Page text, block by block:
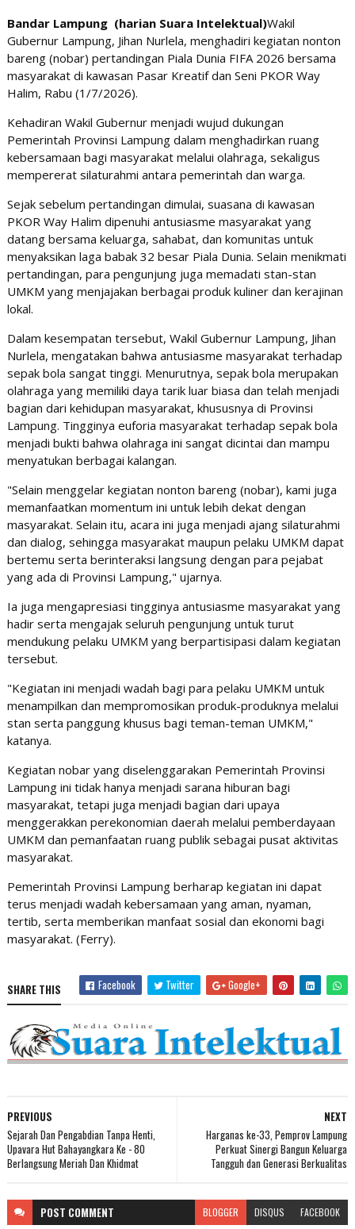
Bandar Lampung (harian Suara Intelektual)Wakil
Gubernur Lampung, Jihan Nurlela, menghadiri kegiatan nonton
bareng (nobar) pertandingan Piala Dunia FIFA 2026 bersama
masyarakat di kawasan Pasar Kreatif dan Seni PKOR Way
Halim, Rabu (1/7/2026).
Kehadiran Wakil Gubernur menjadi wujud dukungan
Pemerintah Provinsi Lampung dalam menghadirkan ruang
kebersamaan bagi masyarakat melalui olahraga, sekaligus
mempererat silaturahmi antara pemerintah dan warga.
Sejak sebelum pertandingan dimulai, suasana di kawasan
PKOR Way Halim dipenuhi antusiasme masyarakat yang
datang bersama keluarga, sahabat, dan komunitas untuk
menyaksikan laga babak 32 besar Piala Dunia. Selain menikmati
pertandingan, para pengunjung juga memadati stan-stan
UMKM yang menjajakan berbagai produk kuliner dan kerajinan
lokal.
Dalam kesempatan tersebut, Wakil Gubernur Lampung, Jihan
Nurlela, mengatakan bahwa antusiasme masyarakat terhadap
sepak bola sangat tinggi. Menurutnya, sepak bola merupakan
olahraga yang memiliki daya tarik luar biasa dan telah menjadi
bagian dari kehidupan masyarakat, khususnya di Provinsi
Lampung. Tingginya euforia masyarakat terhadap sepak bola
menjadi bukti bahwa olahraga ini sangat dicintai dan mampu
menyatukan berbagai kalangan.
"Selain menggelar kegiatan nonton bareng (nobar), kami juga
memanfaatkan momentum ini untuk lebih dekat dengan
masyarakat. Selain itu, acara ini juga menjadi ajang silaturahmi
dan dialog, sehingga masyarakat maupun pelaku UMKM dapat
bertemu serta berinteraksi langsung dengan para pejabat
yang ada di Provinsi Lampung," ujarnya.
Ia juga mengapresiasi tingginya antusiasme masyarakat yang
hadir serta mengajak seluruh pengunjung untuk turut
mendukung pelaku UMKM yang berpartisipasi dalam kegiatan
tersebut.
"Kegiatan ini menjadi wadah bagi para pelaku UMKM untuk
menampilkan dan mempromosikan produk-produknya melalui
stan serta panggung khusus bagi teman-teman UMKM,"
katanya.
Kegiatan nobar yang diselenggarakan Pemerintah Provinsi
Lampung ini tidak hanya menjadi sarana hiburan bagi
masyarakat, tetapi juga menjadi bagian dari upaya
menggerakkan perekonomian daerah melalui pemberdayaan
UMKM dan pemanfaatan ruang publik sebagai pusat aktivitas
masyarakat.
Pemerintah Provinsi Lampung berharap kegiatan ini dapat
terus menjadi wadah kebersamaan yang aman, nyaman,
tertib, serta memberikan manfaat sosial dan ekonomi bagi
masyarakat. (Ferry).
SHARE THIS Facebook Twitter Google+
NEXT
Harganas ke-33, Pemprov Lampung
Perkuat Sinergi Bangun Keluarga
Tangguh dan Generasi Berkualitas
PREVIOUS
Sejarah Dan Pengabdian Tanpa Henti,
Upavara Hut Bahayangkara Ke - 80
Berlangsung Meriah Dan Khidmat
POST COMMENT BLOGGER DISQUS FACEBOOK